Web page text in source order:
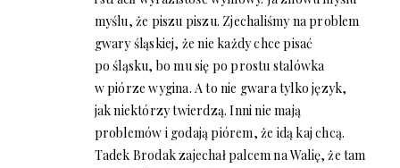
myślu, że piszu piszu. Zjechaliśmy na problem
gwary śląskiej, że nie każdy chce pisać
po śląsku, bo mu się po prostu stalówka
w piórze wygina. A to nie gwara tylko język,
jak niektórzy twierdzą. Inni nie mają
problemów i godają piórem, że idą kaj chcą.
Tadek Brodak zajechał palcem na Walię, że tam